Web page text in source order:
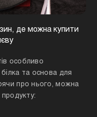
де можна купити
особливо
та основа для
про нього, можна
продукту: